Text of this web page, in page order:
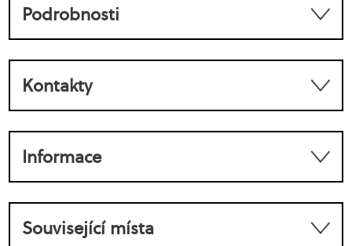
Podrobnosti
Kontakty
Informace
Související místa